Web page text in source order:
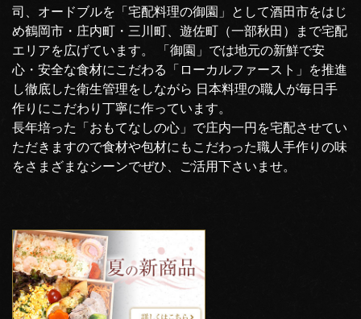
司、オードブルを「宅配料理の御園」として酒田市をはじ
め鶴岡市・庄内町・三川町、遊佐町（一部秋田）まで宅配
エリアを広げています。 「御園」では地元の新鮮で安
心・安全な食材にこだわる「ローカルファースト」を推進
し徹底した衛生管理をしながら 日本料理の職人が毎日手
作りにこだわり丁寧に作っています。
長年培った「おもてなしの心」で庄内一円を宅配させてい
ただきますので食材や包材にもこだわった職人手作りの味
をさまざまなシーンでぜひ、ご活用下さいませ。